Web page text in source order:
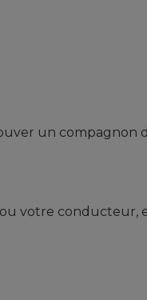
un compagnon
votre conducteur,